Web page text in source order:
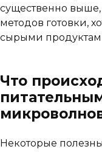
существенно
методов готовки,
сырыми
Что
Некоторые